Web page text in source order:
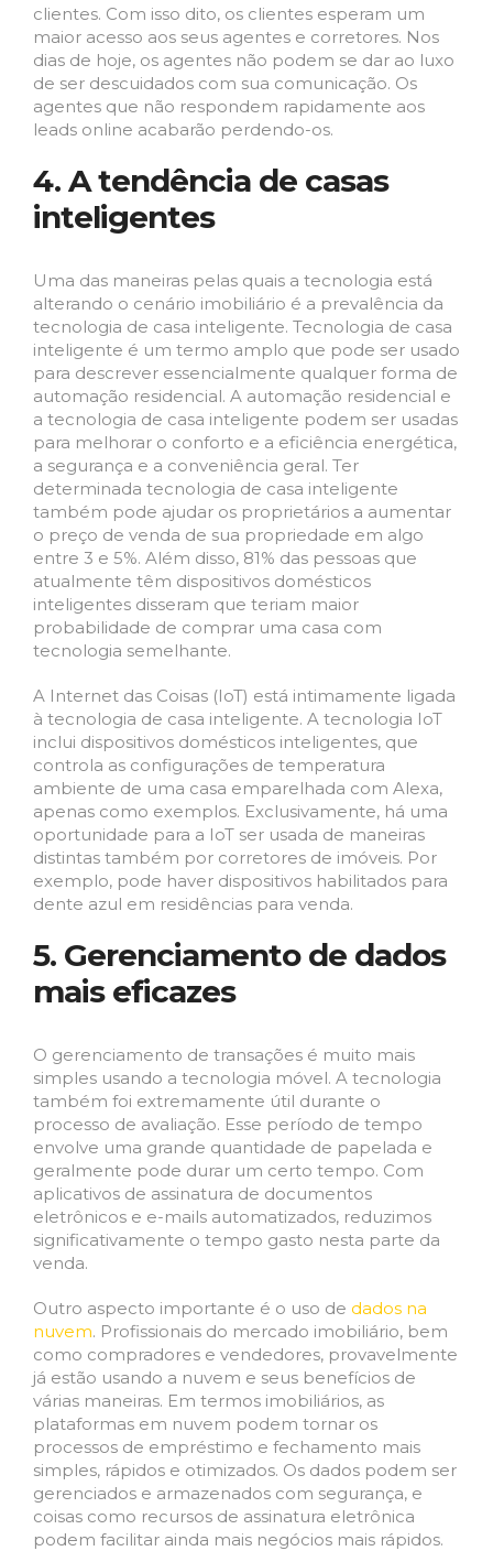
clientes. Com isso dito, os clientes esperam um
maior acesso aos seus agentes e corretores. Nos
dias de hoje, os agentes não podem se dar ao luxo
de ser descuidados com sua comunicação. Os
agentes que não respondem rapidamente aos
leads online acabarão perdendo-os.
4. A tendência de casas
inteligentes
Uma das maneiras pelas quais a tecnologia está
alterando o cenário imobiliário é a prevalência da
tecnologia de casa inteligente. Tecnologia de casa
inteligente é um termo amplo que pode ser usado
para descrever essencialmente qualquer forma de
automação residencial. A automação residencial e
a tecnologia de casa inteligente podem ser usadas
para melhorar o conforto e a eficiência energética,
a segurança e a conveniência geral. Ter
determinada tecnologia de casa inteligente
também pode ajudar os proprietários a aumentar
o preço de venda de sua propriedade em algo
entre 3 e 5%. Além disso, 81% das pessoas que
atualmente têm dispositivos domésticos
inteligentes disseram que teriam maior
probabilidade de comprar uma casa com
tecnologia semelhante.
A Internet das Coisas (IoT) está intimamente ligada
à tecnologia de casa inteligente. A tecnologia IoT
inclui dispositivos domésticos inteligentes, que
controla as configurações de temperatura
ambiente de uma casa emparelhada com Alexa,
apenas como exemplos. Exclusivamente, há uma
oportunidade para a IoT ser usada de maneiras
distintas também por corretores de imóveis. Por
exemplo, pode haver dispositivos habilitados para
dente azul em residências para venda.
5. Gerenciamento de dados
mais eficazes
O gerenciamento de transações é muito mais
simples usando a tecnologia móvel. A tecnologia
também foi extremamente útil durante o
processo de avaliação. Esse período de tempo
envolve uma grande quantidade de papelada e
geralmente pode durar um certo tempo. Com
aplicativos de assinatura de documentos
eletrônicos e e-mails automatizados, reduzimos
significativamente o tempo gasto nesta parte da
venda.
Outro aspecto importante é o uso de dados na
nuvem. Profissionais do mercado imobiliário, bem
como compradores e vendedores, provavelmente
já estão usando a nuvem e seus benefícios de
várias maneiras. Em termos imobiliários, as
plataformas em nuvem podem tornar os
processos de empréstimo e fechamento mais
simples, rápidos e otimizados. Os dados podem ser
gerenciados e armazenados com segurança, e
coisas como recursos de assinatura eletrônica
podem facilitar ainda mais negócios mais rápidos.